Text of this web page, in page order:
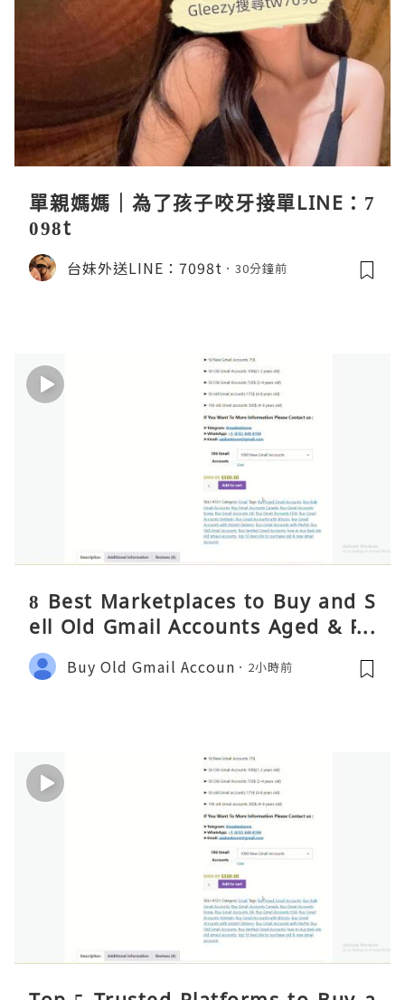
單親媽媽｜為了孩子咬牙接單LINE：7
098t
台妹外送LINE：7098t 30分鐘前
8 Best Marketplaces to Buy and S
ell Old Gmail Accounts Aged & PV
A Safely (Any Country) – 2026 Gui
de
Buy Old Gmail Accoun 2小時前